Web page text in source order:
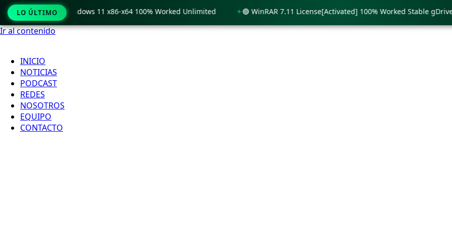
Ir al contenido
INICIO
NOTICIAS
PODCAST
REDES
NOSOTROS
EQUIPO
CONTACTO
LO ÚLTIMO
Crack only Windows 11 x86-x64 100% Worked Unlimited 🟢 WinRAR 7.11 License[Activated] 100% Worked Stable gDrive